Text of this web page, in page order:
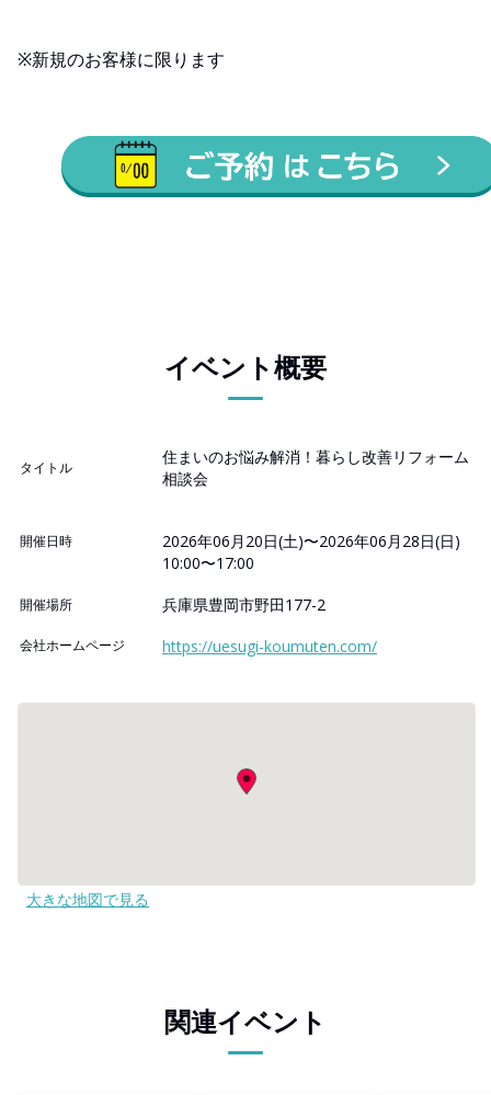
※新規のお客様に限ります
イベント概要
タイトル
住まいのお悩み解消！暮らし改善リフォーム
相談会
開催日時
2026年06月20日(土)〜2026年06月28日(日)
10:00〜17:00
開催場所 兵庫県豊岡市野田177-2
会社ホームページ https://uesugi-koumuten.com/
大きな地図で見る
関連イベント